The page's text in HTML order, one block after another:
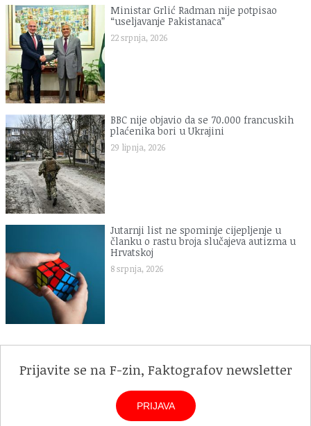
Ministar Grlić Radman nije potpisao
“useljavanje Pakistanaca”
22 srpnja, 2026
BBC nije objavio da se 70.000 francuskih
plaćenika bori u Ukrajini
29 lipnja, 2026
Jutarnji list ne spominje cijepljenje u
članku o rastu broja slučajeva autizma u
Hrvatskoj
8 srpnja, 2026
Prijavite se na F-zin, Faktografov newsletter
PRIJAVA